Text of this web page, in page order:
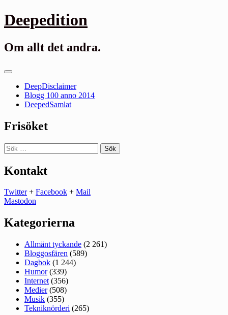
Gå
till
Deepedition
Om allt det andra.
Primär
DeepDisclaimer
Blogg 100 anno 2014
DeepedSamlat
Frisöket
Sök
efter:
Kontakt
Twitter+ Facebook + Mail
Mastodon
Kategorierna
Allmänt tyckande (2 261)
Bloggosfären (589)
Dagbok (1 244)
Humor(339)
Internet (356)
Medier(508)
Musik (355)
Tekniknörderi (265)